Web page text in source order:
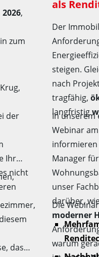
,
zum
der
Ihr
nicht
das
als
Der
steigen.
nach
tragfähig,
langfristig
In unserem
Webinar am
informieren
Manager
unser
darüber,
moderner
warum
Die